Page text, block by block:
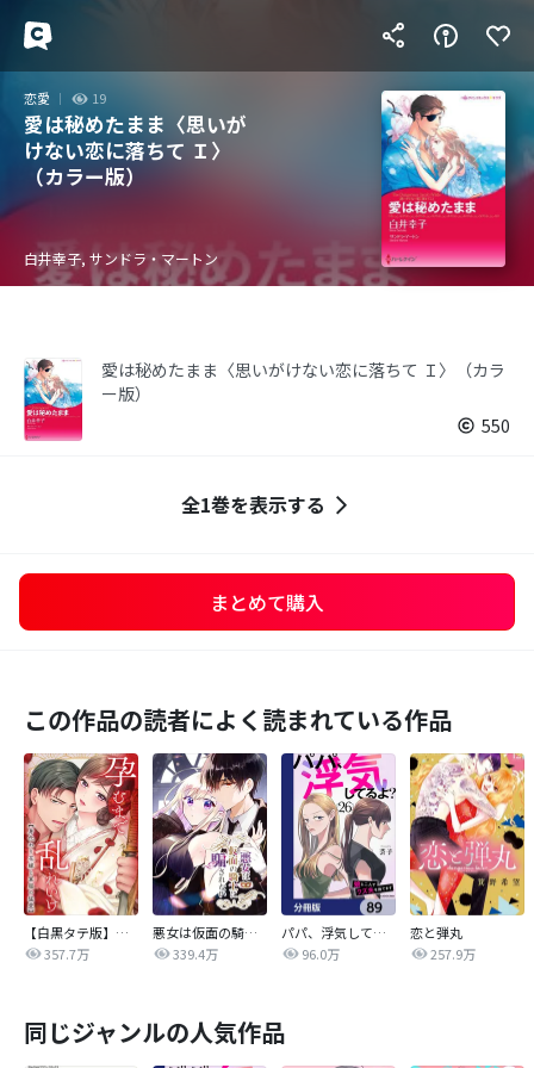
恋愛 19
愛は秘めたまま〈思いが
けない恋に落ちて Ｉ〉
（カラー版）
白井幸子, サンドラ・マートン
愛は秘めたまま〈思いがけない恋に落ちて Ｉ〉（カラ
ー版）
550
全1巻を表示する
まとめて購入
この作品の読者によく読まれている作品
【白黒タテ版】孕むまで乱れいけ～身代わり花嫁と軍服の猛愛
357.7万
悪女は仮面の騎士に騙されない
339.4万
パパ、浮気してるよ？娘と二人でクズ夫を捨てます【分冊版】
96.0万
恋と弾丸
257.9万
同じジャンルの人気作品